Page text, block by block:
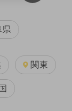
県
関東